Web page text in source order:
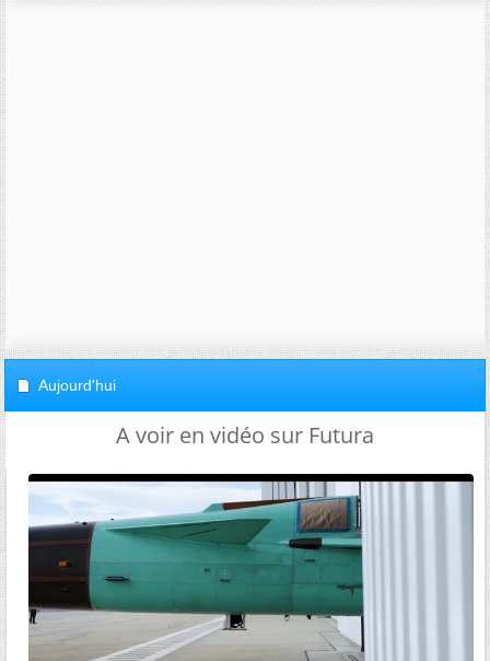
Aujourd'hui
A voir en vidéo sur Futura